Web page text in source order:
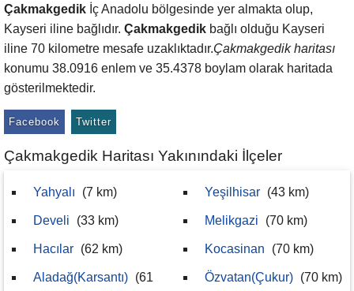
Çakmakgedik İç Anadolu bölgesinde yer almakta olup,
Kayseri iline bağlıdır. Çakmakgedik bağlı olduğu Kayseri
iline 70 kilometre mesafe uzaklıktadır.Çakmakgedik haritası
konumu 38.0916 enlem ve 35.4378 boylam olarak haritada
gösterilmektedir.
Facebook Twitter
Çakmakgedik Haritası Yakınındaki İlçeler
Yahyalı (7 km)
Develi (33 km)
Hacılar (62 km)
Aladağ(Karsantı) (61
Yeşilhisar (43 km)
Melikgazi (70 km)
Kocasinan (70 km)
Özvatan(Çukur) (70 km)